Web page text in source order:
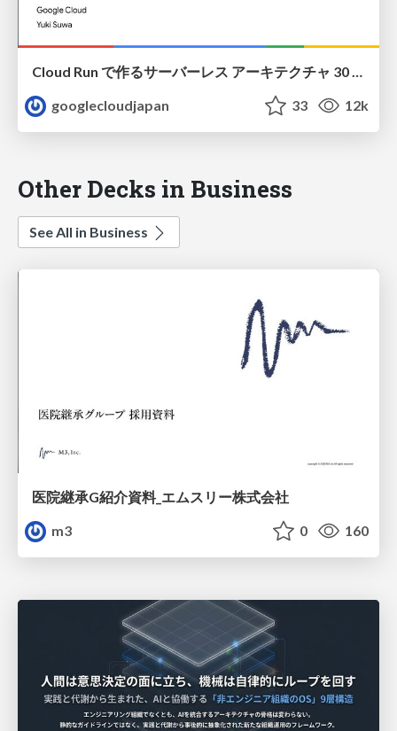
Cloud Run で作るサーバーレス アーキテクチャ 30 連発 - これのときはこう！
googlecloudjapan
33 12k
Other Decks in Business
See All in Business
医院継承G紹介資料_エムスリー株式会社
m3
0 160